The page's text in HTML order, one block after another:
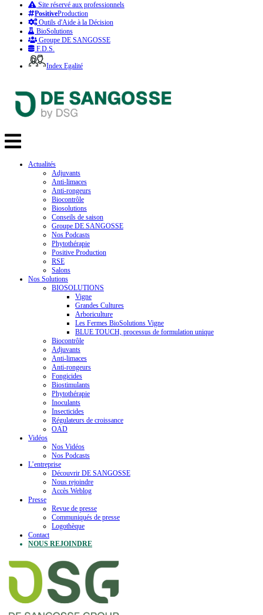
Site réservé aux professionnels
PositiveProduction
Outils d'Aide à la Décision
BioSolutions
Groupe DE SANGOSSE
F.D.S.
Index Egalité
Actualités
Adjuvants
Anti-limaces
Anti-rongeurs
Biocontrôle
Biosolutions
Conseils de saison
Groupe DE SANGOSSE
Nos Podcasts
Phytothérapie
Positive Production
RSE
Salons
Nos Solutions
BIOSOLUTIONS
Vigne
Grandes Cultures
Arboriculture
Les Fermes BioSolutions Vigne
BLUE TOUCH, processus de formulation unique
Biocontrôle
Adjuvants
Anti-limaces
Anti-rongeurs
Fongicides
Biostimulants
Phytothérapie
Inoculants
Insecticides
Régulateurs de croissance
OAD
Vidéos
Nos Vidéos
Nos Podcasts
L’entreprise
Découvrir DE SANGOSSE
Nous rejoindre
Accès Weblog
Presse
Revue de presse
Communiqués de presse
Logothèque
Contact
NOUS REJOINDRE